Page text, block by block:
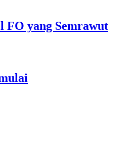
FO yang Semrawut